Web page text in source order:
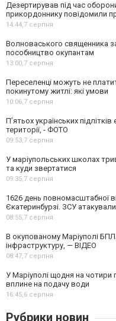
Дезертирував під час
прикордоннику повідомили
14:44,7 серпня
Волноваського священника
пособництво окупантам
13:00,7 серпня
Переселенці можуть не
покинутому житлі: які умови
10:06,7 серпня
П’ятьох українських
території, - ФОТО
09:53,7 серпня
У маріупольських школах
та куди звертатися
09:35,7 серпня
1626 день повномасштабної
Єкатеринбурзі. ЗСУ атакували
08:55,7 серпня
В окупованому Маріуполі
інфраструктуру, — ВІДЕО
08:47,7 серпня
У Маріуполі щодня на чотири
вплине на подачу води
16:45,6 серпня
Рубрики новин